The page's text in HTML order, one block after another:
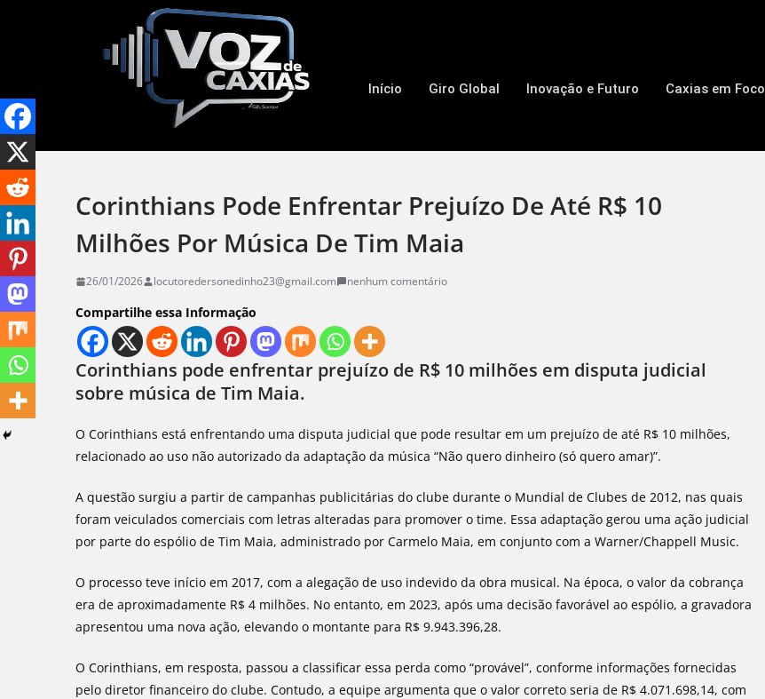
Início Giro Global Inovação e Futuro Caxias em Foco
Corinthians Pode Enfrentar Prejuízo De Até R$ 10
Milhões Por Música De Tim Maia
26/01/2026 locutoredersonedinho23@gmail.com nenhum comentário
Compartilhe essa Informação
Corinthians pode enfrentar prejuízo de R$ 10 milhões em disputa judicial
sobre música de Tim Maia.
O Corinthians está enfrentando uma disputa judicial que pode resultar em um prejuízo de até R$ 10 milhões,
relacionado ao uso não autorizado da adaptação da música “Não quero dinheiro (só quero amar)”.
A questão surgiu a partir de campanhas publicitárias do clube durante o Mundial de Clubes de 2012, nas quais
foram veiculados comerciais com letras alteradas para promover o time. Essa adaptação gerou uma ação judicial
por parte do espólio de Tim Maia, administrado por Carmelo Maia, em conjunto com a Warner/Chappell Music.
O processo teve início em 2017, com a alegação de uso indevido da obra musical. Na época, o valor da cobrança
era de aproximadamente R$ 4 milhões. No entanto, em 2023, após uma decisão favorável ao espólio, a gravadora
apresentou uma nova ação, elevando o montante para R$ 9.943.396,28.
O Corinthians, em resposta, passou a classificar essa perda como “provável”, conforme informações fornecidas
pelo diretor financeiro do clube. Contudo, a equipe argumenta que o valor correto seria de R$ 4.071.698,14, com